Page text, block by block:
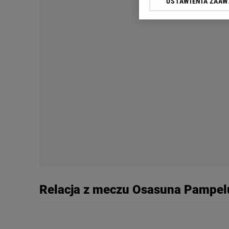
Relacja z meczu Osasuna
Klikając „Akceptuję”